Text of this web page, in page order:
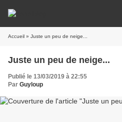
Accueil » Juste un peu de neige...
Juste un peu de neige...
Publié le 13/03/2019 à 22:55
Par Guyloup